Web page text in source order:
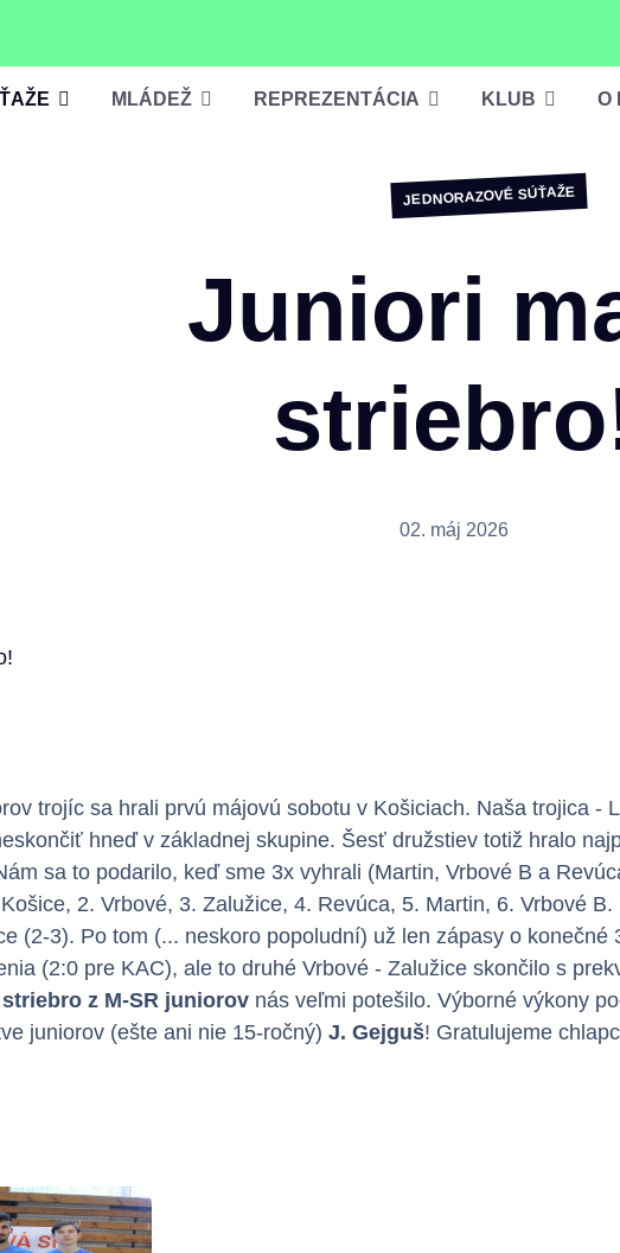
MLÁDEŽ REPREZENTÁCIA KLUB O
JEDNORAZOVÉ SÚŤAŽE
Juniori
02. máj 2026
trojíc sa hrali prvú májovú sobotu v Košiciach. Naša trojica -
hneď v základnej skupine. Šesť družstiev totiž hralo
sa to podarilo, keď sme 3x vyhrali (Martin, Vrbové B a
2. Vrbové, 3. Zalužice, 4. Revúca, 5. Martin, 6. Vrbové
(2-3). Po tom (... neskoro popoludní) už len zápasy o
(2:0 pre KAC), ale to druhé Vrbové - Zalužice skončilo s
striebro z M-SR juniorov nás veľmi potešilo. Výborné výkony
juniorov (ešte ani nie 15-ročný) J. Gejguš! Gratulujeme